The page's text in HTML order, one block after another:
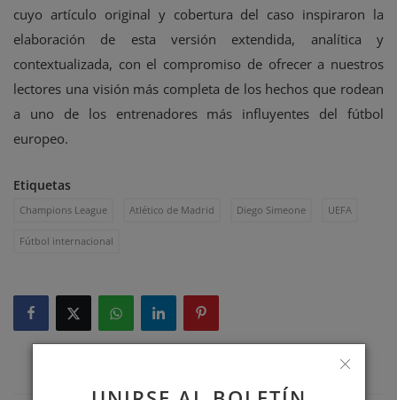
cuyo artículo original y cobertura del caso inspiraron la
elaboración de esta versión extendida, analítica y
contextualizada, con el compromiso de ofrecer a nuestros
lectores una visión más completa de los hechos que rodean
a uno de los entrenadores más influyentes del fútbol
europeo.
Etiquetas
Champions League Atlético de Madrid Diego Simeone UEFA
Fútbol internacional